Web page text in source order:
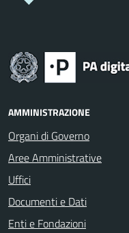
AMMINISTRAZIONE
Organi di Governo
Aree Amministrative
Uffici
Documenti e Dati
Enti e Fondazioni